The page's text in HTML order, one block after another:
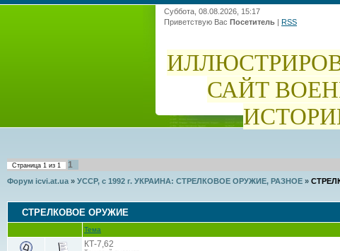
Суббота, 08.08.2026, 15:17
Приветствую Вас Посетитель | RSS
САЙТ
Страница 1 из 1 1
Форум icvi.at.ua » УССР, с 1992 г. УКРАИНА: СТРЕЛКОВОЕ ОРУЖИЕ, РАЗНОЕ »
СТРЕЛКОВОЕ ОРУЖИЕ
Тема
КТ-7,62